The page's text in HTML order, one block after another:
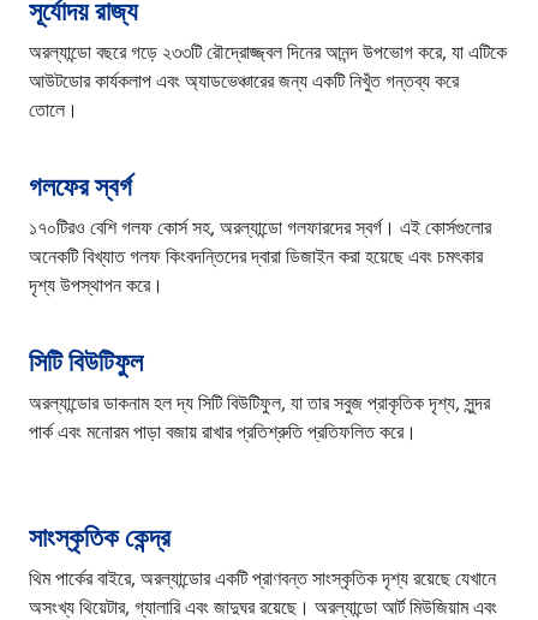
সূর্যোদয় রাজ্য
অরল্যান্ডো বছরে গড়ে ২৩৩টি রৌদ্রোজ্জ্বল দিনের আনন্দ উপভোগ করে, যা এটিকে
আউটডোর কার্যকলাপ এবং অ্যাডভেঞ্চারের জন্য একটি নিখুঁত গন্তব্য করে
তোলে।
গলফের স্বর্গ
১৭০টিরও বেশি গলফ কোর্স সহ, অরল্যান্ডো গলফারদের স্বর্গ। এই কোর্সগুলোর
অনেকটি বিখ্যাত গলফ কিংবদন্তিদের দ্বারা ডিজাইন করা হয়েছে এবং চমৎকার
দৃশ্য উপস্থাপন করে।
সিটি বিউটিফুল
অরল্যান্ডোর ডাকনাম হল দ্য সিটি বিউটিফুল, যা তার সবুজ প্রাকৃতিক দৃশ্য, সুন্দর
পার্ক এবং মনোরম পাড়া বজায় রাখার প্রতিশ্রুতি প্রতিফলিত করে।
সাংস্কৃতিক কেন্দ্র
থিম পার্কের বাইরে, অরল্যান্ডোর একটি প্রাণবন্ত সাংস্কৃতিক দৃশ্য রয়েছে যেখানে
অসংখ্য থিয়েটার, গ্যালারি এবং জাদুঘর রয়েছে। অরল্যান্ডো আর্ট মিউজিয়াম এবং